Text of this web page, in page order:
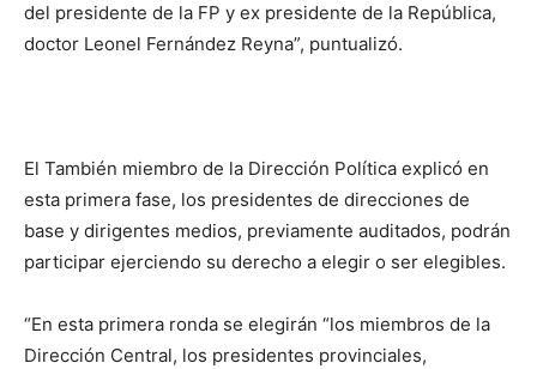
del presidente de la FP y ex presidente de la República,
doctor Leonel Fernández Reyna”, puntualizó.
El También miembro de la Dirección Política explicó en
esta primera fase, los presidentes de direcciones de
base y dirigentes medios, previamente auditados, podrán
participar ejerciendo su derecho a elegir o ser elegibles.
“En esta primera ronda se elegirán “los miembros de la
Dirección Central, los presidentes provinciales,